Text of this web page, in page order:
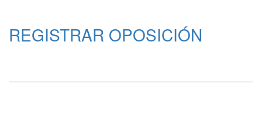
REGISTRAR OPOSICIÓN